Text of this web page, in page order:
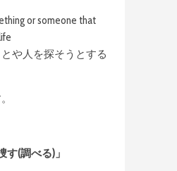
or someone that
や人を探そうとする
す(調べる)」